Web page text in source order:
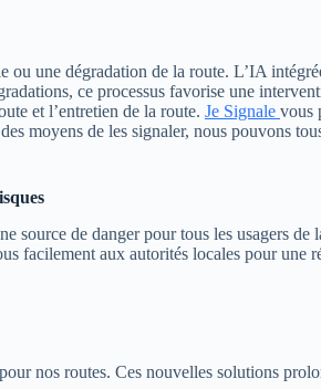
une dégradation de la route. L’IA
ce processus favorise une
et l’entretien de la route. Je Signale vous
moyens de les signaler, nous pouvons
source de danger pour tous les usagers
facilement aux autorités locales pour une
nos routes. Ces nouvelles solutions